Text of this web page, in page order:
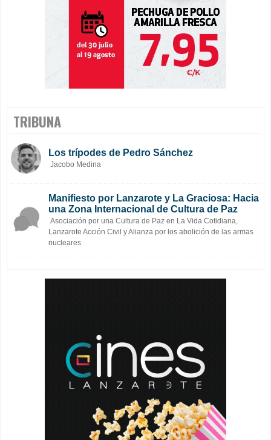
TRIBUNA
Los trípodes de Pedro Sánchez
Jacobo Medina
Manifiesto por Lanzarote y La Graciosa: Hacia
una Zona Internacional de Cultura de Paz
Asociación por una Cultura de Paz en La Vida Cotidiana,
Lanzarote Acción Civil y Alianza por los abolición de las armas
nucleares